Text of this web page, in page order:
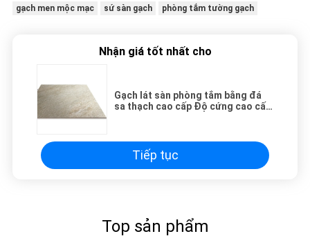
gạch men mộc mạc sứ sàn gạch phòng tắm tường gạch
Nhận giá tốt nhất cho
Gạch lát sàn phòng tắm bằng đá
sa thạch cao cấp Độ cứng cao cấp
Tiếp tục
Top sản phẩm